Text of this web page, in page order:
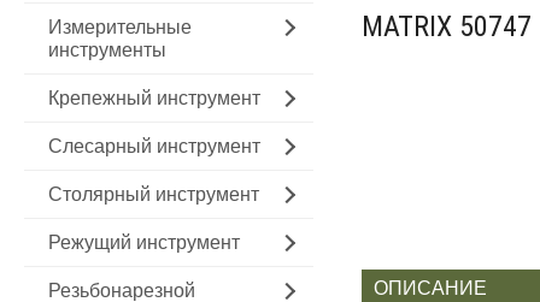
Измерительные
инструменты
Крепежный инструмент
Слесарный инструмент
Столярный инструмент
Режущий инструмент
Резьбонарезной
MATRIX 50747
ОПИСАНИЕ